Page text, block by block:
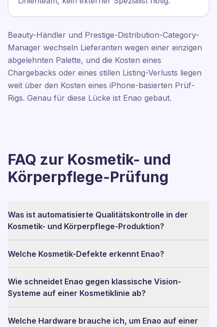
Beauty-Händler und Prestige-Distribution-Category-
Manager wechseln Lieferanten wegen einer einzigen
abgelehnten Palette, und die Kosten eines
Chargebacks oder eines stillen Listing-Verlusts liegen
weit über den Kosten eines iPhone-basierten Prüf-
Rigs. Genau für diese Lücke ist Enao gebaut.
FAQ zur Kosmetik- und
Körperpflege-Prüfung
Was ist automatisierte Qualitätskontrolle in der
Kosmetik- und Körperpflege-Produktion?
Welche Kosmetik-Defekte erkennt Enao?
Wie schneidet Enao gegen klassische Vision-
Systeme auf einer Kosmetiklinie ab?
Welche Hardware brauche ich, um Enao auf einer